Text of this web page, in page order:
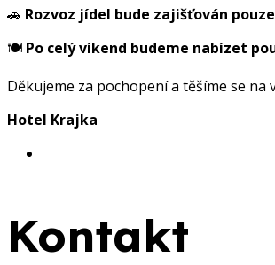
🚗 Rozvoz jídel bude zajišťován
🍽 Po celý víkend budeme nabízet
Děkujeme za pochopení a těšíme se na
Hotel Krajka
Kontakt